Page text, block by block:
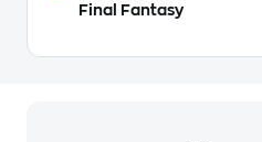
Final Fantasy